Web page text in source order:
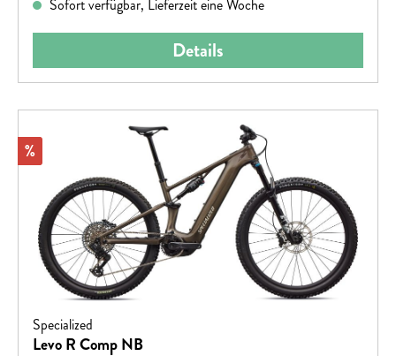
Sofort verfügbar, Lieferzeit eine Woche
Details
Rabatt
%
Specialized
Levo R Comp NB